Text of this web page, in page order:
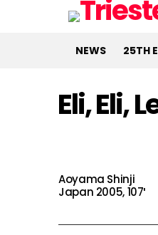
NEWS 25TH
Eli, Eli,
Aoyama Shinji
Japan 2005, 107′